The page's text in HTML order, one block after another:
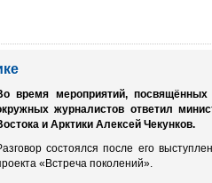
время мероприятий,
журналистов ответил
и Арктики Алексей Чекунков.
состоялся после его
«Встреча поколений».